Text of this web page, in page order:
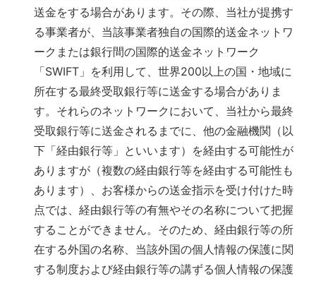
送金をする場合があります。その際、当社が提携す
る事業者が、当該事業者独自の国際的送金ネットワ
ークまたは銀行間の国際的送金ネットワーク
「SWIFT」を利用して、世界200以上の国・地域に
所在する最終受取銀行等に送金する場合がありま
す。それらのネットワークにおいて、当社から最終
受取銀行等に送金されるまでに、他の金融機関（以
下「経由銀行等」といいます）を経由する可能性が
ありますが（複数の経由銀行等を経由する可能性も
あります）、お客様からの送金指示を受け付けた時
点では、経由銀行等の有無やその名称について把握
することができません。そのため、経由銀行等の所
在する外国の名称、当該外国の個人情報の保護に関
する制度および経由銀行等の講ずる個人情報の保護